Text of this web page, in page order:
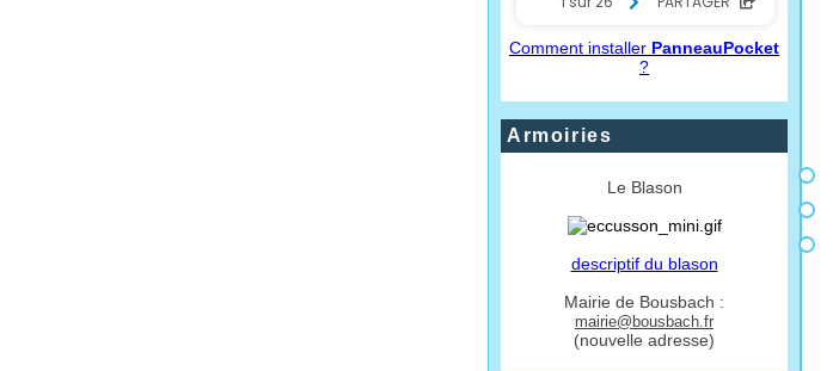
Comment installer PanneauPocket
?
Armoiries
Le Blason
descriptif du blason
Mairie de Bousbach :
mairie@bousbach.fr
(nouvelle adresse)